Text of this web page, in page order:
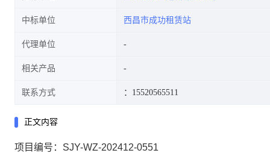
中标单位 西昌市成功租赁站
代理单位
相关产品
联系方式 ：15520565511
正文内容
项目编号：SJY-WZ-202412-0551